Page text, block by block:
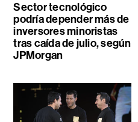
Sector tecnológico
podría depender más de
inversores minoristas
tras caída de julio, según
JPMorgan